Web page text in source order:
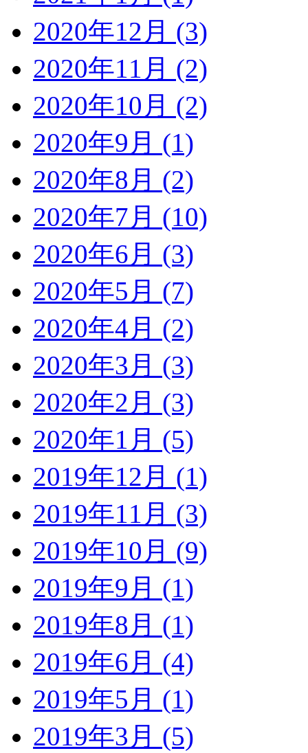
2020年12月 (3)
2020年11月 (2)
2020年10月 (2)
2020年9月 (1)
2020年8月 (2)
2020年7月 (10)
2020年6月 (3)
2020年5月 (7)
2020年4月 (2)
2020年3月 (3)
2020年2月 (3)
2020年1月 (5)
2019年12月 (1)
2019年11月 (3)
2019年10月 (9)
2019年9月 (1)
2019年8月 (1)
2019年6月 (4)
2019年5月 (1)
2019年3月 (5)